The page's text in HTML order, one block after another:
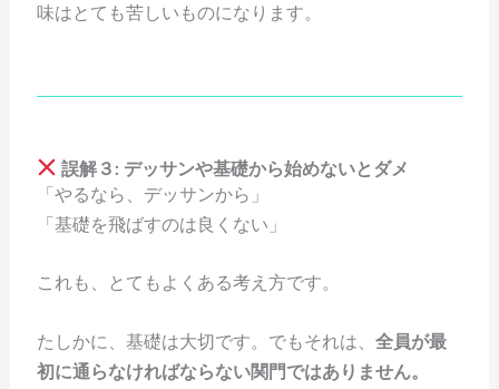
味はとても苦しいものになります。
誤解３: デッサンや基礎から始めないとダメ
「やるなら、デッサンから」
「基礎を飛ばすのは良くない」
これも、とてもよくある考え方です。
たしかに、基礎は大切です。でもそれは、 全員が最
初に通らなければならない関門ではありません。